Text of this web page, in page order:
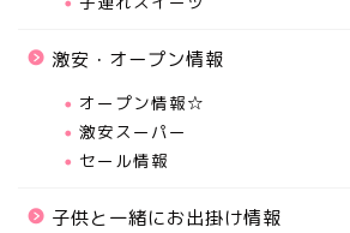
激安・オープン情報
オープン情報☆
激安スーパー
セール情報
子供と一緒にお出掛け情報